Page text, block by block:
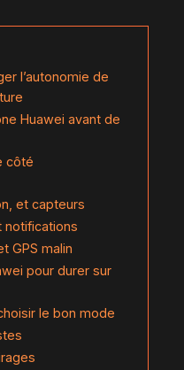
l’autonomie de
Huawei avant de
côté
et capteurs
notifications
GPS malin
pour durer sur
le bon mode